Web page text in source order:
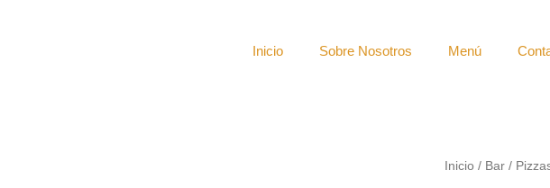
Inicio Sobre Nosotros Menú
Inicio / Bar/